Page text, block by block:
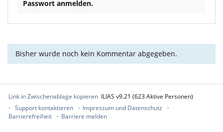
Passwort anmelden.
Bisher wurde noch kein Kommentar abgegeben.
Link in Zwischenablage kopieren ILIAS v9.21 (623 Aktive Personen)
Support kontaktieren
Impressum und Datenschutz
Barrierefreiheit
Barriere melden